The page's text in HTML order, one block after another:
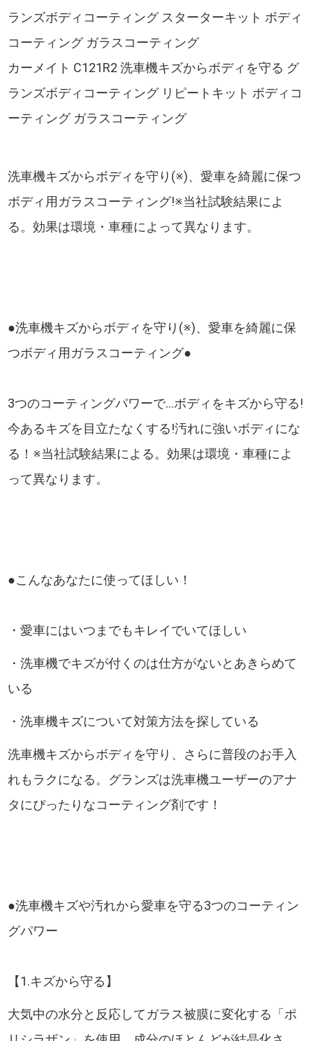
ランズボディコーティング スターターキット ボディ
コーティング ガラスコーティング
カーメイト C121R2 洗車機キズからボディを守る グ
ランズボディコーティング リピートキット ボディコ
ーティング ガラスコーティング
洗車機キズからボディを守り(※)、愛車を綺麗に保つ
ボディ用ガラスコーティング!※当社試験結果によ
る。効果は環境・車種によって異なります。
●洗車機キズからボディを守り(※)、愛車を綺麗に保
つボディ用ガラスコーティング●
3つのコーティングパワーで...ボディをキズから守る!
今あるキズを目立たなくする!汚れに強いボディにな
る！※当社試験結果による。効果は環境・車種によ
って異なります。
●こんなあなたに使ってほしい！
・愛車にはいつまでもキレイでいてほしい
・洗車機でキズが付くのは仕方がないとあきらめて
いる
・洗車機キズについて対策方法を探している
洗車機キズからボディを守り、さらに普段のお手入
れもラクになる。グランズは洗車機ユーザーのアナ
タにぴったりなコーティング剤です！
●洗車機キズや汚れから愛車を守る3つのコーティン
グパワー
【1.キズから守る】
大気中の水分と反応してガラス被膜に変化する「ポ